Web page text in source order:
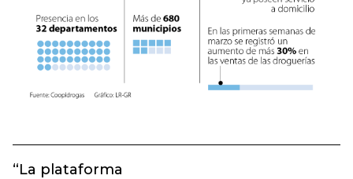
“La plataforma